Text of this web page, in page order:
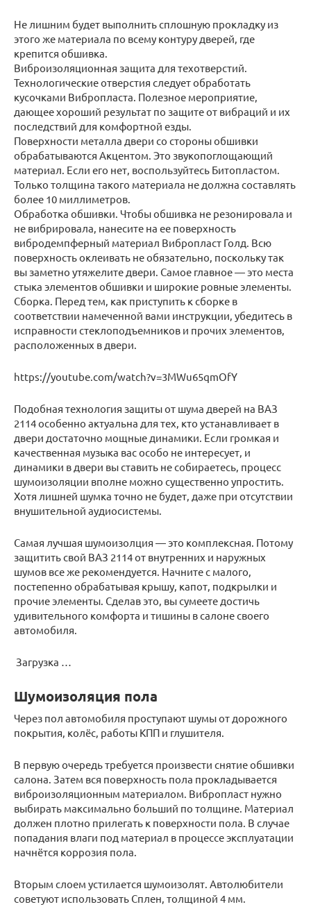
Не лишним будет выполнить сплошную прокладку из
этого же материала по всему контуру дверей, где
крепится обшивка.
Виброизоляционная защита для техотверстий.
Технологические отверстия следует обработать
кусочками Вибропласта. Полезное мероприятие,
дающее хороший результат по защите от вибраций и их
последствий для комфортной езды.
Поверхности металла двери со стороны обшивки
обрабатываются Акцентом. Это звукопоглощающий
материал. Если его нет, воспользуйтесь Битопластом.
Только толщина такого материала не должна составлять
более 10 миллиметров.
Обработка обшивки. Чтобы обшивка не резонировала и
не вибрировала, нанесите на ее поверхность
вибродемпферный материал Вибропласт Голд. Всю
поверхность оклеивать не обязательно, поскольку так
вы заметно утяжелите двери. Самое главное — это места
стыка элементов обшивки и широкие ровные элементы.
Сборка. Перед тем, как приступить к сборке в
соответствии намеченной вами инструкции, убедитесь в
исправности стеклоподъемников и прочих элементов,
расположенных в двери.
https://youtube.com/watch?v=3MWu65qmOfY
Подобная технология защиты от шума дверей на ВАЗ
2114 особенно актуальна для тех, кто устанавливает в
двери достаточно мощные динамики. Если громкая и
качественная музыка вас особо не интересует, и
динамики в двери вы ставить не собираетесь, процесс
шумоизоляции вполне можно существенно упростить.
Хотя лишней шумка точно не будет, даже при отсутствии
внушительной аудиосистемы.
Самая лучшая шумоизолция — это комплексная. Потому
защитить свой ВАЗ 2114 от внутренних и наружных
шумов все же рекомендуется. Начните с малого,
постепенно обрабатывая крышу, капот, подкрылки и
прочие элементы. Сделав это, вы сумеете достичь
удивительного комфорта и тишины в салоне своего
автомобиля.
Загрузка …
Шумоизоляция пола
Через пол автомобиля проступают шумы от дорожного
покрытия, колёс, работы КПП и глушителя.
В первую очередь требуется произвести снятие обшивки
салона. Затем вся поверхность пола прокладывается
виброизоляционным материалом. Вибропласт нужно
выбирать максимально больший по толщине. Материал
должен плотно прилегать к поверхности пола. В случае
попадания влаги под материал в процессе эксплуатации
начнётся коррозия пола.
Вторым слоем устилается шумоизолят. Автолюбители
советуют использовать Сплен, толщиной 4 мм.